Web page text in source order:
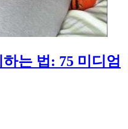
는 법: 75 미디엄